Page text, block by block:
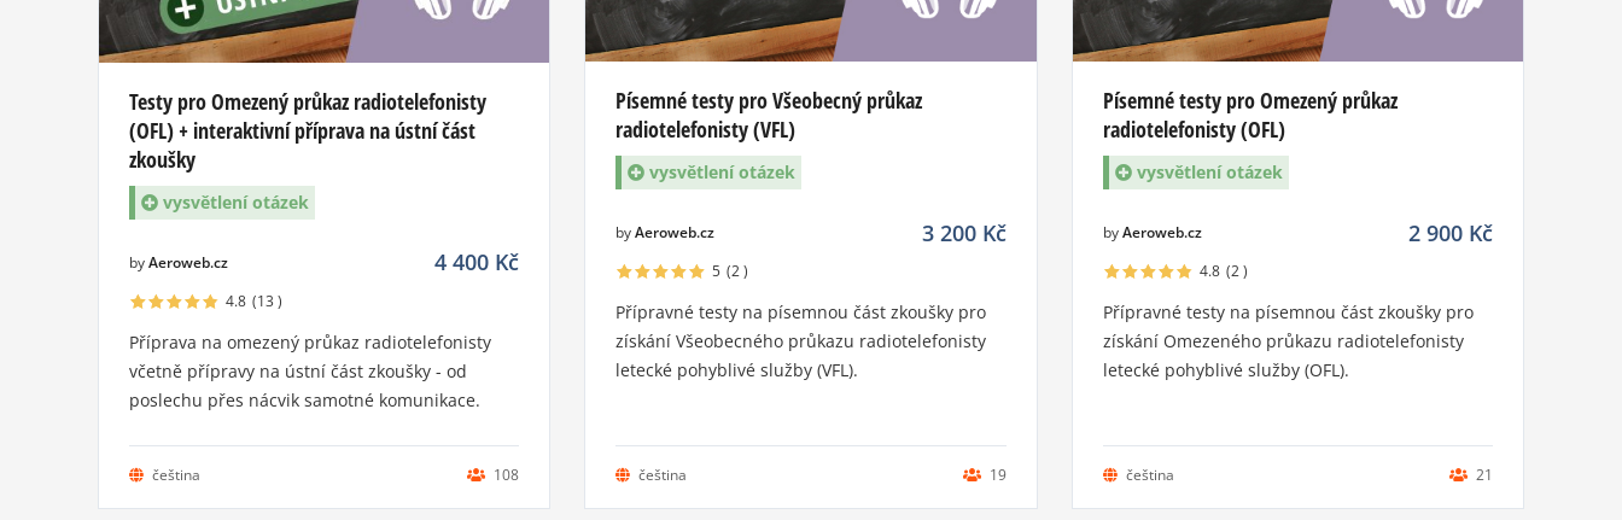
Testy pro Omezený průkaz radiotelefonisty
(OFL) + interaktivní příprava na ústní část
zkoušky
vysvětlení otázek
byAeroweb.cz 4 400 Kč
4.8 (13)
Příprava na omezený průkaz radiotelefonisty
včetně přípravy na ústní část zkoušky - od
poslechu přes nácvik samotné komunikace.
čeština 108
Písemné testy pro Všeobecný průkaz
radiotelefonisty (VFL)
vysvětlení otázek
byAeroweb.cz 3 200 Kč
5 (2)
Přípravné testy na písemnou část zkoušky pro
získání Všeobecného průkazu radiotelefonisty
letecké pohyblivé služby (VFL).
čeština 19
Písemné testy pro Omezený průkaz
radiotelefonisty (OFL)
vysvětlení otázek
byAeroweb.cz 2 900 Kč
4.8 (2)
Přípravné testy na písemnou část zkoušky pro
získání Omezeného průkazu radiotelefonisty
letecké pohyblivé služby (OFL).
čeština 21